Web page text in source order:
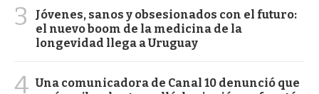
3
Jóvenes, sanos y obsesionados con el futuro:
el nuevo boom de la medicina de la
longevidad llega a Uruguay
4 Una comunicadora de Canal 10 denunció que